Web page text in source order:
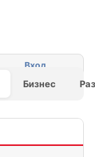
Бизнес
Вход